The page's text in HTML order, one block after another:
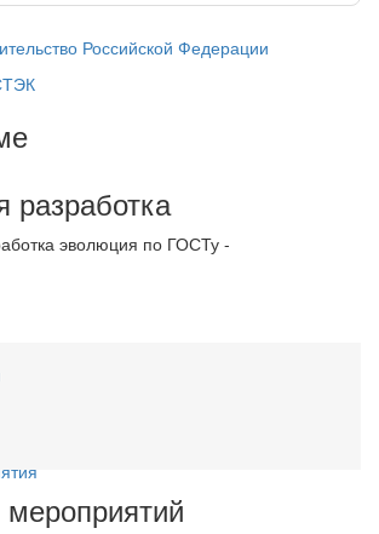
Российской Федерации
разработка
эволюция по ГОСТу -